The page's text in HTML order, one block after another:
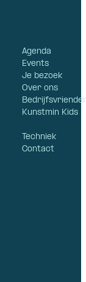
Agenda
Events
Je bezoek
Over ons
Kunstmin Kids
Techniek
Contact